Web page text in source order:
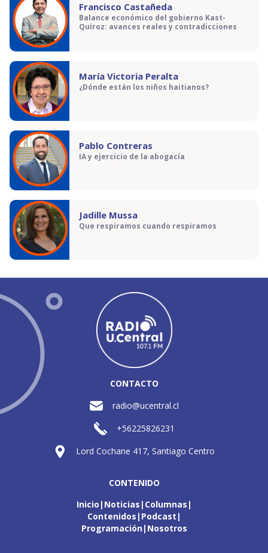
Francisco Castañeda
Balance económico del gobierno Kast-
Quiroz: avances reales y contradicciones
María Victoria Peralta
¿Dónde están los niños haitianos?
Pablo Contreras
IA y ejercicio de la abogacía
Jadille Mussa
Que respiramos cuando respiramos
CONTACTO
radio@ucentral.cl
+56225826231
Lord Cochane 417, Santiago Centro
CONTENIDO
Inicio Noticias Columnas
Contenidos Podcast
Programación Nosotros